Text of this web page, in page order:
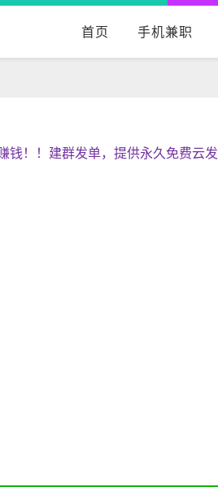
首页 手机兼职
钱！！建群发单，提供永久免费云发